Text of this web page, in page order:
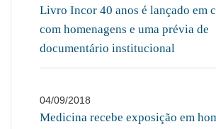
Livro Incor 40 anos é lançado em
com homenagens e uma prévia de
documentário institucional
04/09/2018
Medicina recebe exposição em